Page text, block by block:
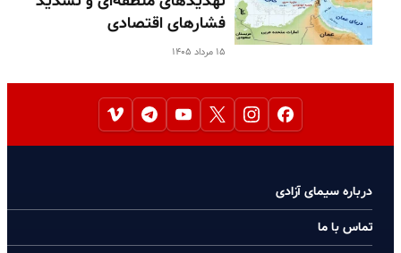
فشارهای اقتصادی
۱۵ مرداد ۱۴۰۵
درباره سیمای آزادی
تماس با ما